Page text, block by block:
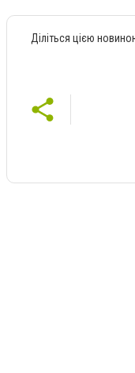
Діліться цією